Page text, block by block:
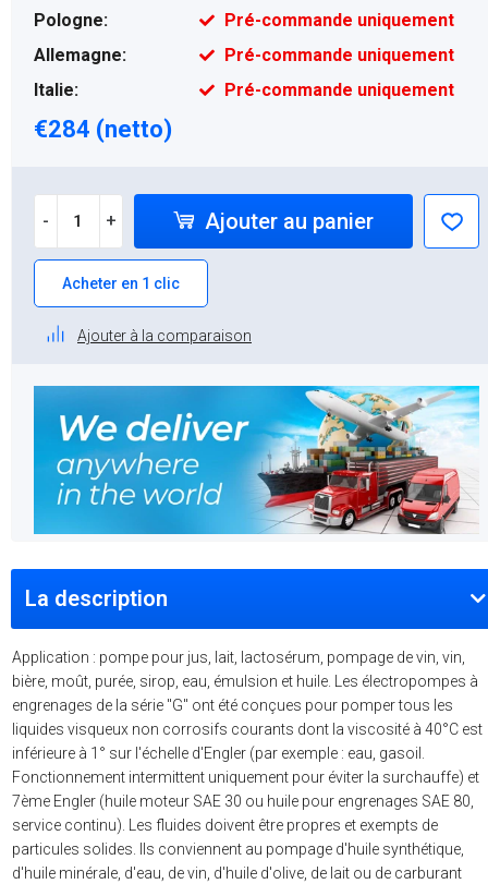
Pologne:
Pré-commande uniquement
Allemagne:
Pré-commande uniquement
Italie:
Pré-commande uniquement
€284 (netto)
- + Ajouter au panier
Acheter en 1 clic
Ajouter à la comparaison
La description
Application : pompe pour jus, lait, lactosérum, pompage de vin, vin,
bière, moût, purée, sirop, eau, émulsion et huile. Les électropompes à
engrenages de la série "G" ont été conçues pour pomper tous les
liquides visqueux non corrosifs courants dont la viscosité à 40°C est
inférieure à 1° sur l'échelle d'Engler (par exemple : eau, gasoil.
Fonctionnement intermittent uniquement pour éviter la surchauffe) et
7ème Engler (huile moteur SAE 30 ou huile pour engrenages SAE 80,
service continu). Les fluides doivent être propres et exempts de
particules solides. Ils conviennent au pompage d'huile synthétique,
d'huile minérale, d'eau, de vin, d'huile d'olive, de lait ou de carburant